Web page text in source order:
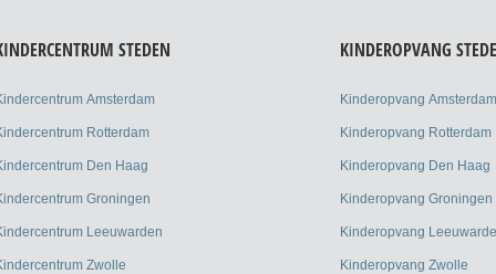
STEDEN
Amsterdam
Rotterdam
Den Haag
Groningen
Leeuwarden
Zwolle
KINDEROPVANG
Kinderopvang Amsterdam
Kinderopvang Rotterdam
Kinderopvang Den Haag
Kinderopvang Groningen
Kinderopvang
Kinderopvang Zwolle